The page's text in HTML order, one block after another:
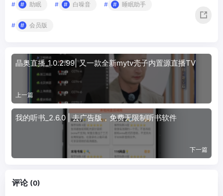
# 助眠 # 白噪音 # 睡眠助手
# 会员版
晶奥直播_1.0.2.99| 又一款全新mytv壳子内置源直播TV
上一篇
我的听书_2.6.0 | 去广告版，免费无限制听书软件
下一篇
评论 (0)